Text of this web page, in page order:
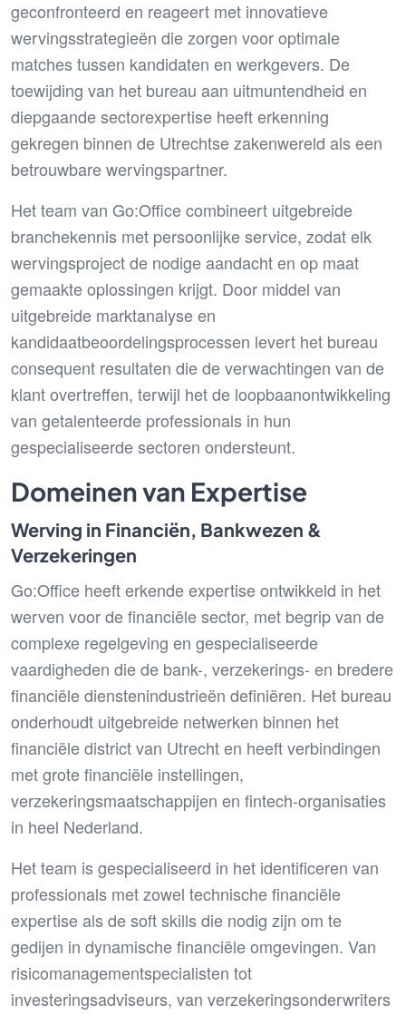
geconfronteerd en reageert met innovatieve
wervingsstrategieën die zorgen voor optimale
matches tussen kandidaten en werkgevers. De
toewijding van het bureau aan uitmuntendheid en
diepgaande sectorexpertise heeft erkenning
gekregen binnen de Utrechtse zakenwereld als een
betrouwbare wervingspartner.
Het team van Go:Office combineert uitgebreide
branchekennis met persoonlijke service, zodat elk
wervingsproject de nodige aandacht en op maat
gemaakte oplossingen krijgt. Door middel van
uitgebreide marktanalyse en
kandidaatbeoordelingsprocessen levert het bureau
consequent resultaten die de verwachtingen van de
klant overtreffen, terwijl het de loopbaanontwikkeling
van getalenteerde professionals in hun
gespecialiseerde sectoren ondersteunt.
Domeinen van Expertise
Werving in Financiën, Bankwezen &
Verzekeringen
Go:Office heeft erkende expertise ontwikkeld in het
werven voor de financiële sector, met begrip van de
complexe regelgeving en gespecialiseerde
vaardigheden die de bank-, verzekerings- en bredere
financiële dienstenindustrieën definiëren. Het bureau
onderhoudt uitgebreide netwerken binnen het
financiële district van Utrecht en heeft verbindingen
met grote financiële instellingen,
verzekeringsmaatschappijen en fintech-organisaties
in heel Nederland.
Het team is gespecialiseerd in het identificeren van
professionals met zowel technische financiële
expertise als de soft skills die nodig zijn om te
gedijen in dynamische financiële omgevingen. Van
risicomanagementspecialisten tot
investeringsadviseurs, van verzekeringsonderwriters